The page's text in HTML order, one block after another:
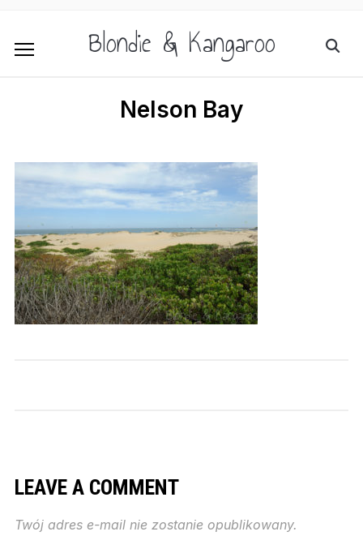
Blondie & Kangaroo
Nelson Bay
LEAVE A COMMENT
Twój adres e-mail nie zostanie opublikowany.